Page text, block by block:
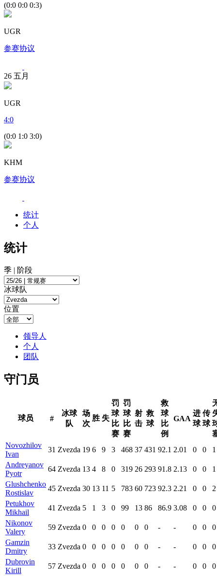
(0:0 0:0 0:3)
UGR
参赛协议
26 五月
UGR
4:0
(0:0 1:0 3:0)
KHM
参赛协议
统计
个人
统计
季 | 阶段
冰球队
位置
领导人
个人
团队
守门员
球员 #
冰球
队
场
次
胜 失
罚
球
比
赛
罚
球
比
赛
射
击
救
球
救
球
比
例
GAA
进
球
传
球
Novozhilov
Ivan
31 Zvezda 19 6 9 3 468 37 431 92.1 2.01 0 0
1
Andreyanov
Pyotr
64 Zvezda 13 4 8 0 319 26 293 91.8 2.13 0 0
1
Glushchenko
Rostislav
45 Zvezda 30 13 11 5 783 60 723 92.3 2.21 0 0
2
Petukhov
Mikhail
41 Zvezda 5 1 3 0 99 13 86 86.9 3.08 0 0
0
Nikonov
Valery
59 Zvezda 0 0 0 0 0 0 0 - - 0 0
0
Gamzin
Dmitry
33 Zvezda 0 0 0 0 0 0 0 - - 0 0
0
Dubrovin
Kirill
57 Zvezda 0 0 0 0 0 0 0 - - 0 0
0